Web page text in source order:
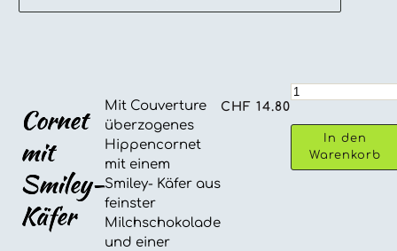
Cornet
mit
Smiley-
Käfer
Mit Couverture
überzogenes
Hippencornet
mit einem
Smiley- Käfer aus
feinster
Milchschokolade
und einer
CHF 14.80
Cornet
Smiley-
Menge
In den
Warenkorb